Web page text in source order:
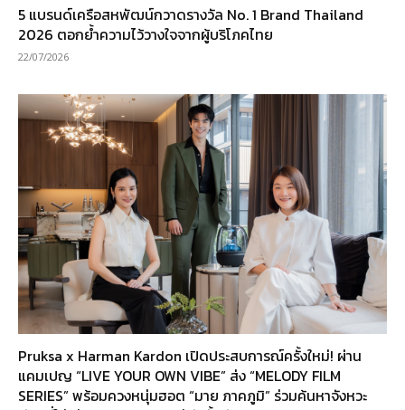
5 แบรนด์เครือสหพัฒน์กวาดรางวัล No. 1 Brand Thailand
2026 ตอกย้ำความไว้วางใจจากผู้บริโภคไทย
22/07/2026
Pruksa x Harman Kardon เปิดประสบการณ์ครั้งใหม่! ผ่าน
แคมเปญ “LIVE YOUR OWN VIBE” ส่ง “MELODY FILM
SERIES” พร้อมควงหนุ่มฮอต “มาย ภาคภูมิ” ร่วมค้นหาจังหวะ